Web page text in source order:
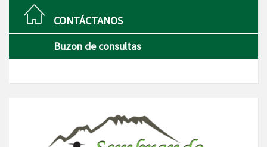
CONTÁCTANOS
Buzon de consultas